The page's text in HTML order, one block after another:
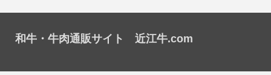
和牛・牛肉通販サイト 近江牛.com